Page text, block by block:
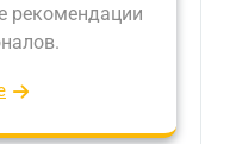
рекомендации